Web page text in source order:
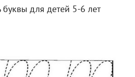
буквы для детей 5-6 лет